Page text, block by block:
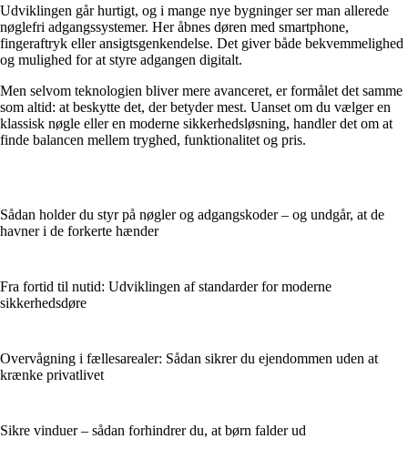
Udviklingen går hurtigt, og i mange nye bygninger ser man allerede
nøglefri adgangssystemer. Her åbnes døren med smartphone,
fingeraftryk eller ansigtsgenkendelse. Det giver både bekvemmelighed
og mulighed for at styre adgangen digitalt.
Men selvom teknologien bliver mere avanceret, er formålet det samme
som altid: at beskytte det, der betyder mest. Uanset om du vælger en
klassisk nøgle eller en moderne sikkerhedsløsning, handler det om at
finde balancen mellem tryghed, funktionalitet og pris.
Sådan holder du styr på nøgler og adgangskoder – og undgår, at de
havner i de forkerte hænder
Fra fortid til nutid: Udviklingen af standarder for moderne
sikkerhedsdøre
Overvågning i fællesarealer: Sådan sikrer du ejendommen uden at
krænke privatlivet
Sikre vinduer – sådan forhindrer du, at børn falder ud